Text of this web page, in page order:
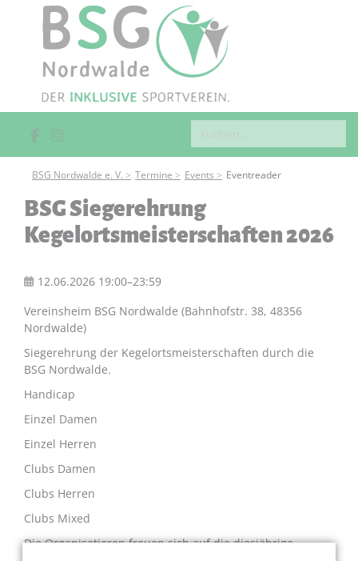
BSG Nordwalde e. V. Termine Events Eventreader
BSG Siegerehrung
Kegelortsmeisterschaften 2026
12.06.2026 19:00–23:59
Vereinsheim BSG Nordwalde (Bahnhofstr. 38, 48356
Nordwalde)
Siegerehrung der Kegelortsmeisterschaften durch die
BSG Nordwalde.
Handicap
Einzel Damen
Einzel Herren
Clubs Damen
Clubs Herren
Clubs Mixed
Die Organisatioren freuen sich auf die diesjährige